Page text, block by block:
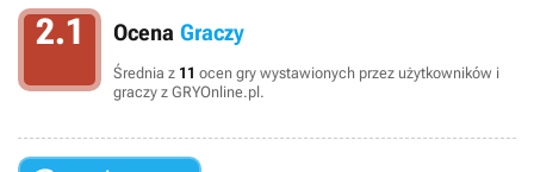
2.1 Ocena Graczy
Średnia z 11 ocen gry wystawionych przez użytkowników i
graczy z GRYOnline.pl.